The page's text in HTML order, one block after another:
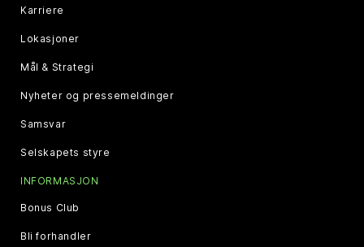
Karriere
Lokasjoner
Mål & Strategi
Nyheter og pressemeldinger
Samsvar
Selskapets styre
INFORMASJON
Bonus Club
Bli forhandler